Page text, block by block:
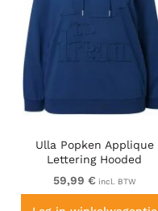
Ulla Popken Applique
Lettering Hooded
Sweatshirt Dark Blue
59,99 € incl. BTW